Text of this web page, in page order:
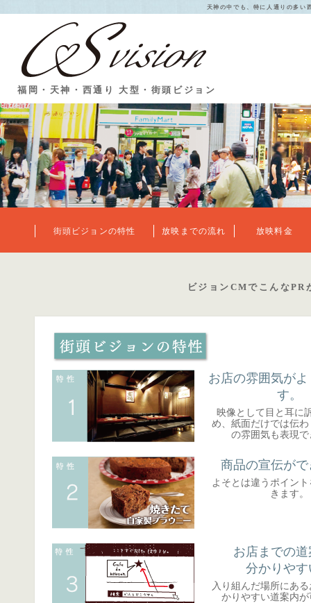
天神の中でも、特に人通りの多い
福岡・天神・西通り 大型・街頭ビジョン
街頭ビジョンの特性 放映までの流れ 放映料金
ビジョンCMでこんなPR
お店の雰囲気が
す。
映像として目と耳に
め、紙面だけでは伝
の雰囲気も表現
商品の宣伝が
よそとは違うポイン
きます。
お店までの
分かりや
入り組んだ場所にあ
かりやすい道案内